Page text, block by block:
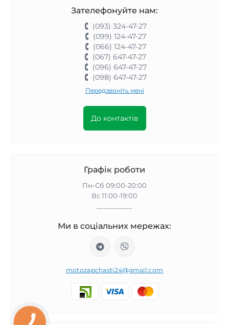
Зателефонуйте нам:
(093) 324-47-27
(099) 124-47-27
(066) 124-47-27
(067) 647-47-27
(096) 647-47-27
(098) 647-47-27
Передзвоніть мені
До контактів
Графік роботи
Пн-Сб 09:00-20:00
Вс 11:00-19:00
Ми в соціальних мережах:
motozapchasti24@gmail.com